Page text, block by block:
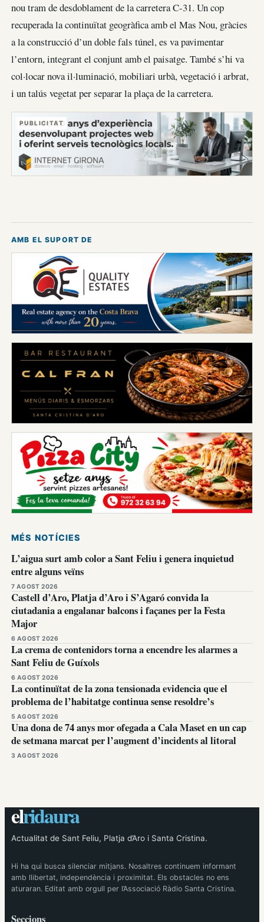
nou tram de desdoblament de la carretera C-31. Un cop
recuperada la continuïtat geogràfica amb el Mas Nou, gràcies
a la construcció d’un doble fals túnel, es va pavimentar
l’entorn, integrant el conjunt amb el paisatge. També s’hi va
col·locar nova il·luminació, mobiliari urbà, vegetació i arbrat,
i un talús vegetat per separar la plaça de la carretera.
PUBLICITAT
AMB EL SUPORT DE
MÉS NOTÍCIES
L’aigua surt amb color a Sant Feliu i genera inquietud
entre alguns veïns
7 AGOST 2026
Castell d’Aro, Platja d’Aro i S’Agaró convida la
ciutadania a engalanar balcons i façanes per la Festa
Major
6 AGOST 2026
La crema de contenidors torna a encendre les alarmes a
Sant Feliu de Guíxols
6 AGOST 2026
La continuïtat de la zona tensionada evidencia que el
problema de l’habitatge continua sense resoldre’s
5 AGOST 2026
Una dona de 74 anys mor ofegada a Cala Maset en un cap
de setmana marcat per l’augment d’incidents al litoral
3 AGOST 2026
elridaura
Actualitat de Sant Feliu, Platja d’Aro i Santa Cristina.
Hi ha qui busca silenciar mitjans. Nosaltres continuem informant
amb llibertat, independència i proximitat. Els obstacles no ens
aturaran. Editat amb orgull per l’Associació Ràdio Santa Cristina.
Seccions